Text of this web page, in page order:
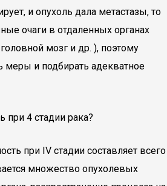
и опухоль дала метастазы, то
очаги в отдаленных органах
мозг и др. ), поэтому
меры и подбирать адекватное
4 стадии рака?
при IV стадии составляет всего
множество опухолевых